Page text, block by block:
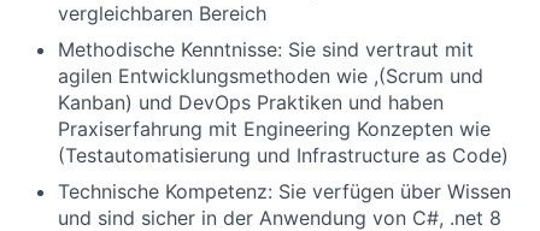
vergleichbaren Bereich
Methodische Kenntnisse: Sie sind vertraut mit
agilen Entwicklungsmethoden wie ,(Scrum und
Kanban) und DevOps Praktiken und haben
Praxiserfahrung mit Engineering Konzepten wie
(Testautomatisierung und Infrastructure as Code)
Technische Kompetenz: Sie verfügen über Wissen
und sind sicher in der Anwendung von C#, .net 8